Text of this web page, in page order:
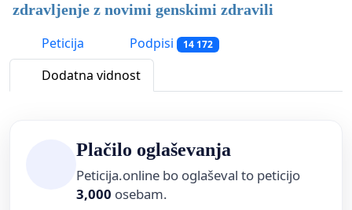
zdravljenje z novimi genskimi zdravili
Peticija
Podpisi 14 172
Dodatna vidnost
Plačilo oglaševanja
Peticija.online bo oglaševal to peticijo
3,000 osebam.